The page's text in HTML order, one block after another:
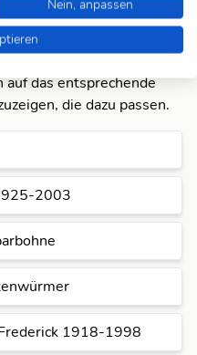
aktuell 13 Anagramme
zeigen wir dir eine
das entsprechende
die dazu passen.
2003
1918-1998
Nein, anpassen